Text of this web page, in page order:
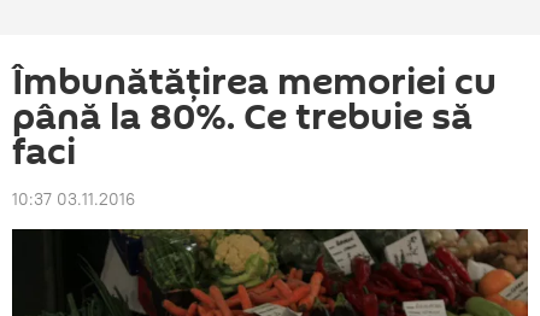
Îmbunătățirea memoriei cu
până la 80%. Ce trebuie să
faci
10:37 03.11.2016